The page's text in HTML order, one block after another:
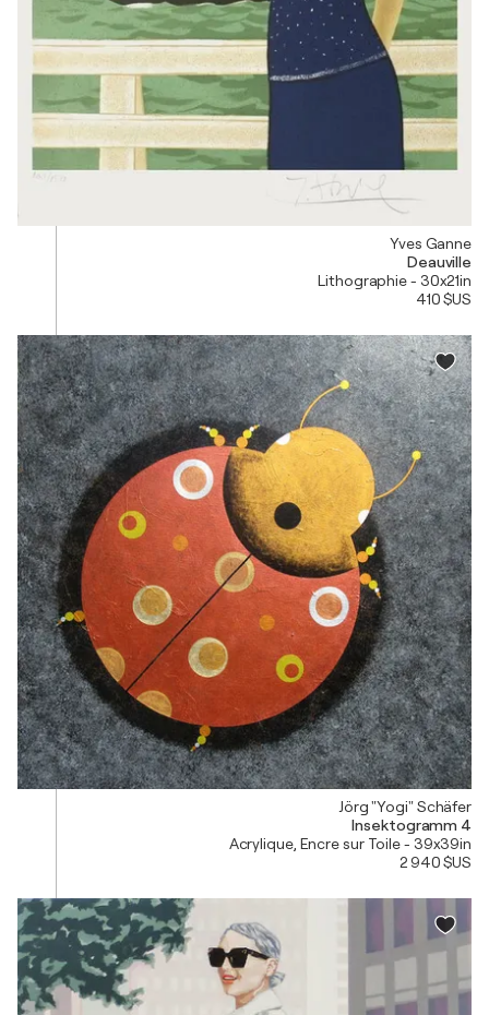
Yves Ganne
Deauville
Lithographie - 30x21in
410 $US
Jörg "Yogi" Schäfer
Insektogramm 4
Acrylique, Encre sur Toile - 39x39in
2 940 $US